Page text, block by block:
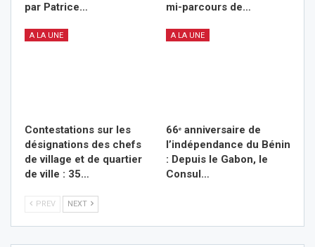
par Patrice…
mi-parcours de…
A LA UNE
Contestations sur les
désignations des chefs
de village et de quartier
de ville : 35…
A LA UNE
66ᵉ anniversaire de
l’indépendance du Bénin
: Depuis le Gabon, le
Consul…
PREV NEXT